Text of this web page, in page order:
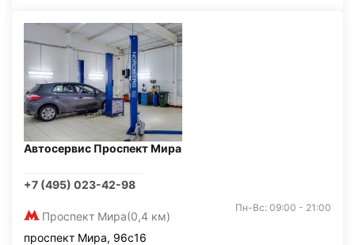
Автосервис Проспект Мира
+7 (495) 023-42-98
Проспект Мира(0,4 км)
Пн-Вс: 09:00 - 21:00
проспект Мира, 96с16